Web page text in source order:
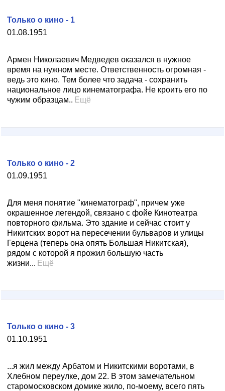
01.08.1951
Только о кино - 1
Армен Николаевич Медведев оказался в нужное
время на нужном месте. Ответственность огромная -
ведь это кино. Тем более что задача - сохранить
национальное лицо кинематографа. Не кроить его по
чужим образцам.. Ещё
01.09.1951
Только о кино - 2
Для меня понятие "кинематограф", причем уже
окрашенное легендой, связано с фойе Кинотеатра
повторного фильма. Это здание и сейчас стоит у
Никитских ворот на пересечении бульваров и улицы
Герцена (теперь она опять Большая Никитская),
рядом с которой я прожил большую часть
жизни... Ещё
01.10.1951
Только о кино - 3
...я жил между Арбатом и Никитскими воротами, в
Хлебном переулке, дом 22. В этом замечательном
старомосковском домике жило, по-моему, всего пять